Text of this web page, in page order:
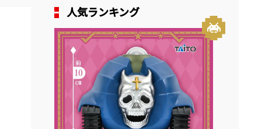
人気ランキング